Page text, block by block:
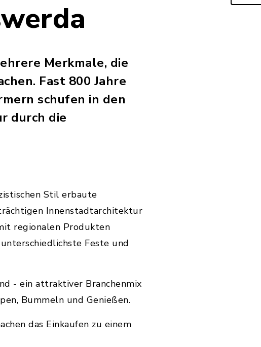
Merkmale, die
Fast 800 Jahre
schufen in den
durch die
Stil erbaute
Innenstadtarchitektur
regionalen Produkten
Feste und
- ein attraktiver Branchenmix
Bummeln und Genießen.
das Einkaufen zu einem